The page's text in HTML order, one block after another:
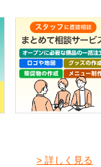
> 詳しく見る